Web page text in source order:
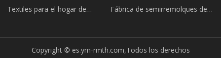
Parts Co., Ltd
Automatización electrónico
Tecnología compañía, Limitado
Textiles para el hogar de
Fábrica de semirremolques de
Copyright © es.ym-rmth.com,Todos los derechos